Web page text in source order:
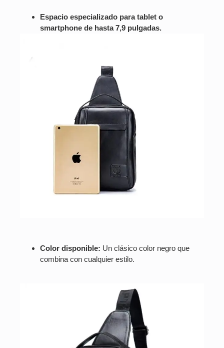
Espacio especializado para tablet o
smartphone de hasta 7,9 pulgadas.
Color disponible: Un clásico color negro que
combina con cualquier estilo.